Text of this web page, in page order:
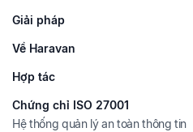
Giải pháp
Về Haravan
Hợp tác
Chứng chỉ ISO 27001
Hệ thống quản lý an toàn thông tin